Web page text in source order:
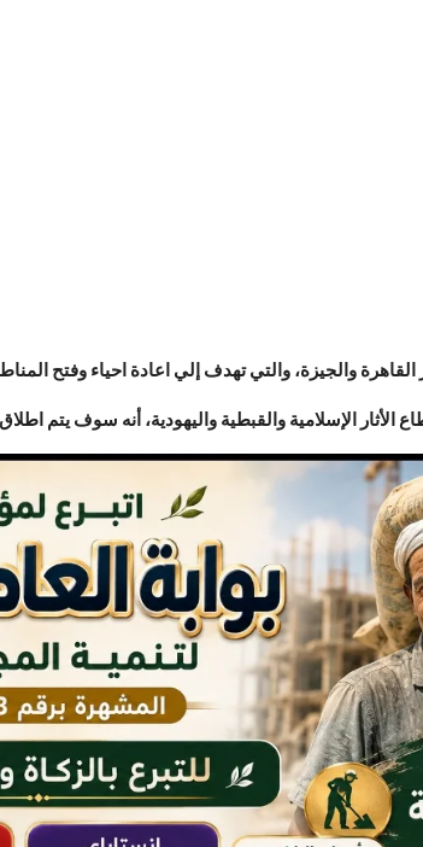
القاهرة والجيزة، والتي تهدف إلي اعادة احياء وفتح
الإسلامية والقبطية واليهودية، أنه سوف يتم اطلاق